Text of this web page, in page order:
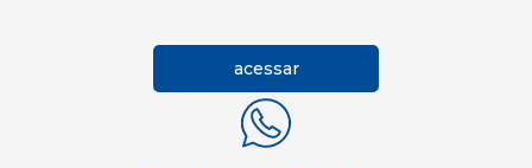
acessar